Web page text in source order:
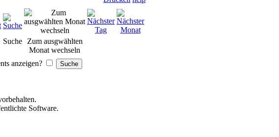
Suche
Zum ausgwählten
Monat wechseln
anzeigen?
Software.